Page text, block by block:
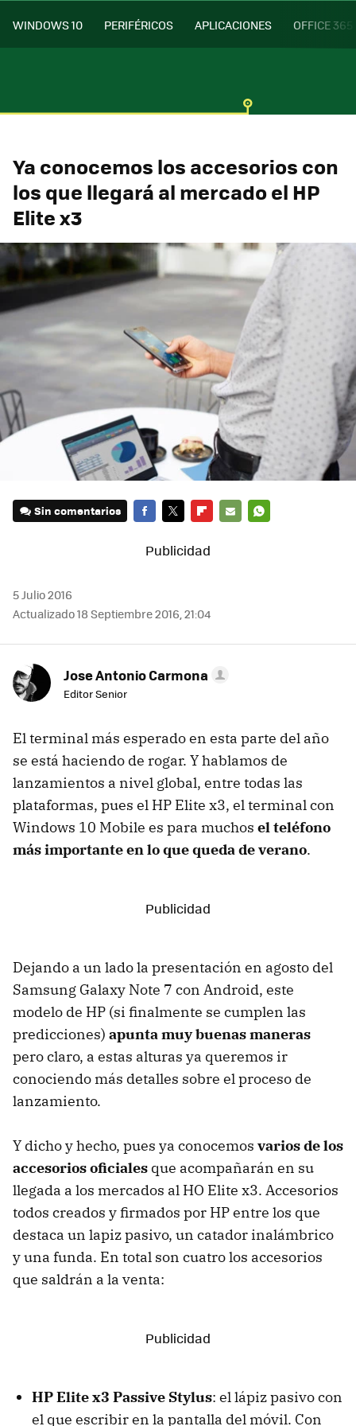
WINDOWS 10 PERIFÉRICOS APLICACIONES OFFICE 365
Ya conocemos los accesorios con
los que llegará al mercado el HP
Elite x3
Sin comentarios
5 Julio 2016
Actualizado 18 Septiembre 2016, 21:04
Jose Antonio Carmona
Editor Senior
El terminal más esperado en esta parte del año
se está haciendo de rogar. Y hablamos de
lanzamientos a nivel global, entre todas las
plataformas, pues el HP Elite x3, el terminal con
Windows 10 Mobile es para muchos el teléfono
más importante en lo que queda de verano.
Dejando a un lado la presentación en agosto del
Samsung Galaxy Note 7 con Android, este
modelo de HP (si finalmente se cumplen las
predicciones) apunta muy buenas maneras
pero claro, a estas alturas ya queremos ir
conociendo más detalles sobre el proceso de
lanzamiento.
Y dicho y hecho, pues ya conocemos varios de los
accesorios oficiales que acompañarán en su
llegada a los mercados al HO Elite x3. Accesorios
todos creados y firmados por HP entre los que
destaca un lapiz pasivo, un catador inalámbrico
y una funda. En total son cuatro los accesorios
que saldrán a la venta:
HP Elite x3 Passive Stylus: el lápiz pasivo con
el que escribir en la pantalla del móvil. Con